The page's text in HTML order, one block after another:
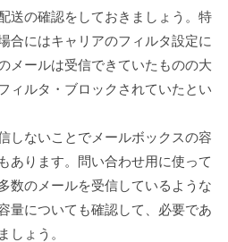
送の確認をしておきましょう。特
合にはキャリアのフィルタ設定に
メールは受信できていたものの大
ィルタ・ブロックされていたとい
しないことでメールボックスの容
あります。問い合わせ用に使って
数のメールを受信しているような
量についても確認して、必要であ
しょう。